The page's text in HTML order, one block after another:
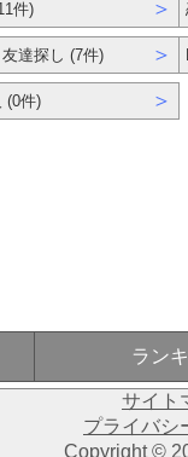
件) ＞
達探し (7件) ＞
(0件) ＞
ラン
サイト
プライバシ
Copyright ©